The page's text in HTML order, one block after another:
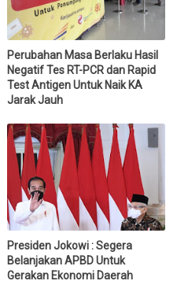
Perubahan Masa Berlaku Hasil
Negatif Tes RT-PCR dan Rapid
Test Antigen Untuk Naik KA
Jarak Jauh
Presiden Jokowi : Segera
Belanjakan APBD Untuk
Gerakan Ekonomi Daerah